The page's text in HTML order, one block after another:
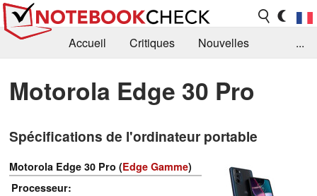
Accueil Critiques
Nouvelles
Recherche
Contact
...
Motorola Edge 30 Pro
Spécifications de l'ordinateur portable
Motorola Edge 30 Pro (Edge Gamme)
Processeur